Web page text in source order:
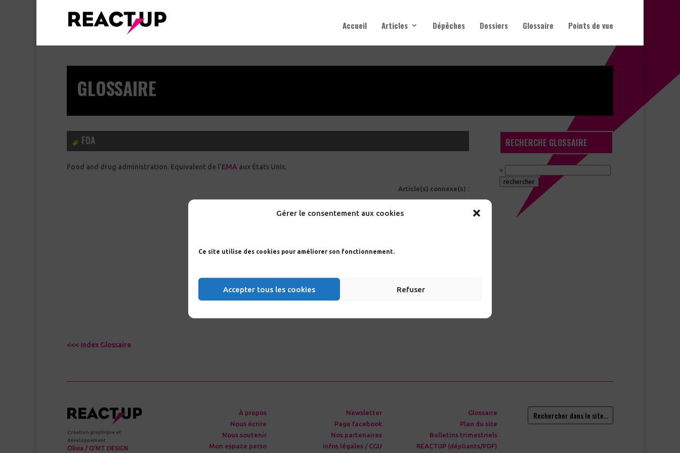
Gérer le consentement aux cookies
Ce site utilise des cookies pour améliorer son fonctionnement.
Accepter tous les cookies Refuser
Accueil Articles Dépêches Dossiers Glossaire Points de vue
GLOSSAIRE
FDA
Food and drug administration. Equivalent de l’EMA aux États Unis.
Article(s) connexe(s) :
IAS 2023, tous les sujets en plénière -1-
<<< Index Glossaire
RECHERCHE GLOSSAIRE
>
Création graphique et
développement :
Olivia / O’MT DESIGN
À propos
Nous écrire
Nous soutenir
Mon espace perso
Newsletter
Page facebook
Nos partenaires
Infos légales / CGU
Glossaire
Plan du site
Bulletins trimestriels
REACTUP (dépliants/PDF)
Rechercher dans le site…